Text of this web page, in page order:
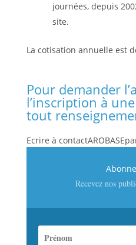
journées, depuis
site.
La cotisation annuelle est
Pour demander
l’inscription à
tout
Ecrire à
Recevez nos